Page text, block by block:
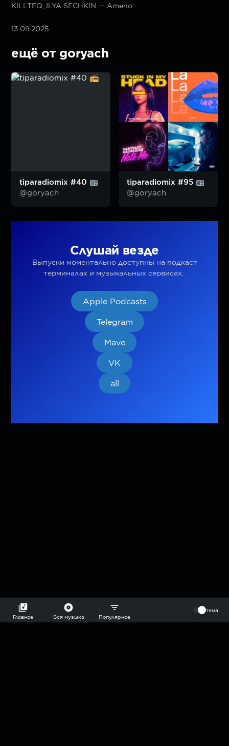
KILLTEQ, ILYA SECHKIN — Ameno
13.09.2025
ещё от goryach
tiparadiomix #40
@goryach
tiparadiomix #95
@goryach
Слушай везде
Выпуски моментально доступны на подкаст
терминалах и музыкальных сервисах.
Apple Podcasts
Telegram
Mave
VK
all
Главное Вся музыка Популярное
тема